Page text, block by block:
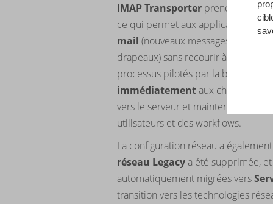
IMAP Transporter prend
ce qui permet aux applications
mail (nouveaux messages,
drapeaux) sans recourir à des
processus pilotés par la boîte mail
immédiatementaux
vers le serveur et maintenir une
utilisateurs et des workflows.
La configuration réseau a
réseau Legacya été supprimée,
automatiquement migrées vers
transition vers les technologies